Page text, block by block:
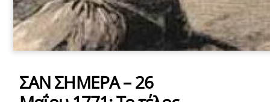
ΣΑΝ ΣΗΜΕΡΑ – 26